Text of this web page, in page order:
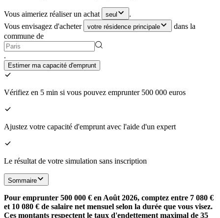
Vous aimeriez réaliser un achat seul
.
Vous envisagez d'acheter
votre résidence principale
dans la
commune de
.
Estimer ma capacité d'emprunt
Vérifiez en 5 min si vous pouvez emprunter 500 000 euros
Ajustez votre capacité d'emprunt avec l'aide d'un expert
Le résultat de votre simulation sans inscription
Sommaire
Pour emprunter 500 000 € en Août 2026, comptez entre 7 080 €
et 10 080 € de salaire net mensuel selon la durée que vous visez.
Ces montants respectent le taux d'endettement maximal de 35